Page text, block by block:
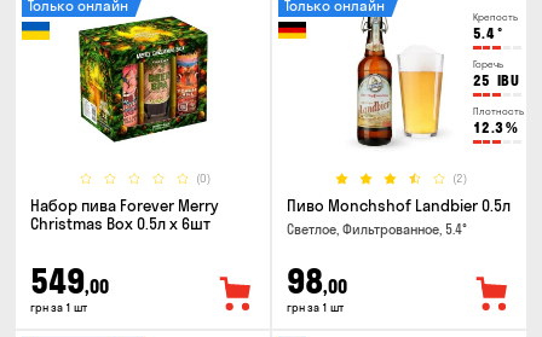
(0)
Только онлайн
Набор пива Forever Merry
Christmas Box 0.5л x 6шт
549,00
грн за 1 шт
Крепость
5.4°
Горечь
25 IBU
Плотность
12.3%
(2)
Только онлайн
Пиво Monchshof Landbier 0.5л
Светлое, Фильтрованное, 5.4°
98,00
грн за 1 шт